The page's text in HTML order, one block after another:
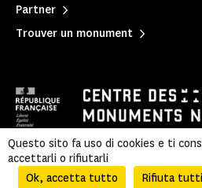
Partner
Trouver un monument
Mentions légales |
Informations légales et administratives
|
Questo sito fa uso di cookies e ti
accettarli o rifiutarli
Ok, accetta tutto
Rifiuta